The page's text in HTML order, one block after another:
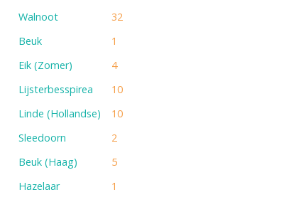
Walnoot
32
Beuk
1
Eik (Zomer)
4
Lijsterbesspirea
10
Linde (Hollandse)
10
Sleedoorn
2
Beuk (Haag)
5
Hazelaar
1